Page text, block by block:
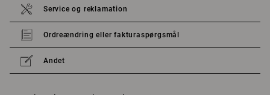
Service og reklamation
Ordreændring eller fakturaspørgsmål
Andet